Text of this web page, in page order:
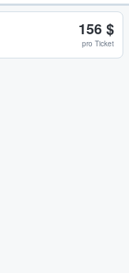
156 $
pro Ticket